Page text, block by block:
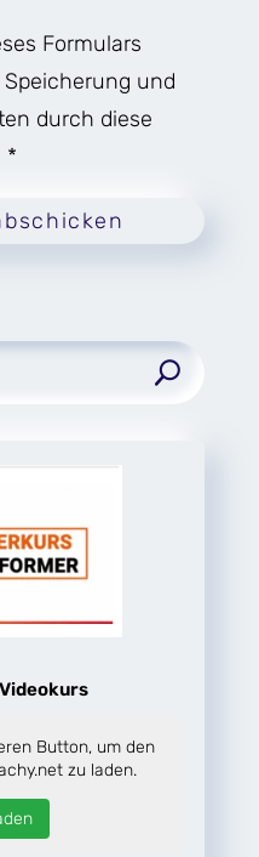
Formulars
und
durch diese
*
Button, um den
zu laden.